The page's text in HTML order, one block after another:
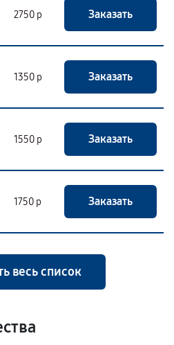
2750 р Заказать
1350 р Заказать
1550 р Заказать
1750 р Заказать
весь список